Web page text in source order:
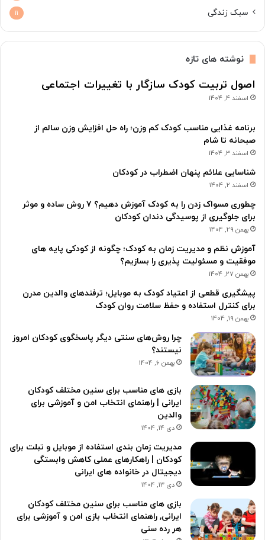
سبک زندگی 11
نوشته های تازه
اصول تربیت کودک سازگار با تغییرات اجتماعی
اسفند 4, 1404
برنامه غذایی مناسب کودک کم وزن؛ راه حل افزایش وزن سالم از
صبحانه تا شام
اسفند 3, 1404
شناسایی علائم پنهان اضطراب در کودکان
اسفند 2, 1404
چطوری مسواک زدن را به کودک آموزش دهیم؟ ۷ روش ساده و موثر
برای جلوگیری از پوسیدگی دندان کودکان
بهمن 29, 1404
آموزش نظم و مدیریت زمان به کودک؛ چگونه از کودکی پایه های
موفقیت و مسئولیت پذیری را بسازیم؟
بهمن 27, 1404
پیشگیری قطعی از اعتیاد کودک به موبایل؛ ترفندهای والدین مدرن
برای کنترل استفاده و حفظ سلامت روان کودک
بهمن 19, 1404
چرا روش‌های سنتی دیگر پاسخگوی کودکان امروز
نیستند؟
بهمن 6, 1404
بازی های مناسب برای سنین مختلف کودکان
ایرانی | راهنمای انتخاب امن و آموزشی برای
والدین
دی 14, 1404
مدیریت زمان بندی استفاده از موبایل و تبلت برای
کودکان | راهکارهای عملی کاهش وابستگی
دیجیتال در خانواده های ایرانی
دی 13, 1404
بازی های مناسب برای سنین مختلف کودکان
ایرانی, راهنمای انتخاب بازی امن و آموزشی برای
هر رده سنی